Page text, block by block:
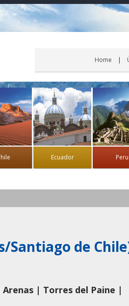
Home
Ecuador Peru
Santiago de
| Torres del Paine |